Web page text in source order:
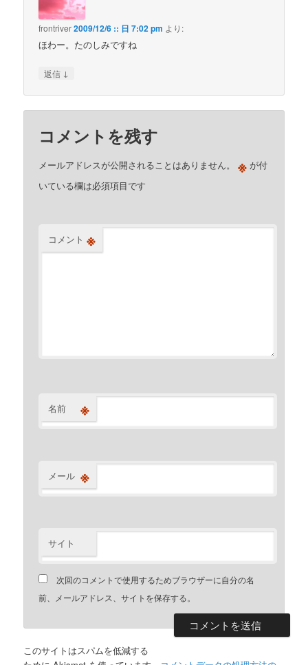
frontriver2009/12/6 :: 日 7:02 pm より:
ほわー。たのしみですね
返信 ↓
コメントを残す
メールアドレスが公開されることはありません。 ※ が付
いている欄は必須項目です
コメント ※
名前 ※
メール ※
サイト
次回のコメントで使用するためブラウザーに自分の名
前、メールアドレス、サイトを保存する。
このサイトはスパムを低減する